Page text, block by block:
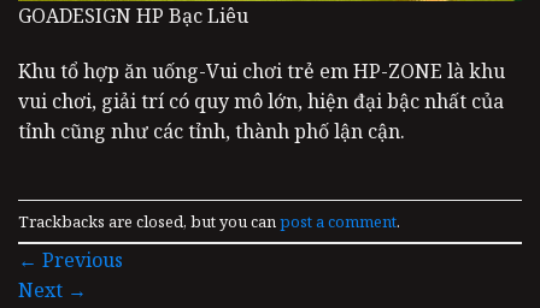
GOADESIGN HP Bạc Liêu
Khu tổ hợp ăn uống-Vui chơi trẻ em HP-ZONE là khu
vui chơi, giải trí có quy mô lớn, hiện đại bậc nhất của
tỉnh cũng như các tỉnh, thành phố lận cận.
Trackbacks are closed, but you canpost a comment.
← Previous
Next →